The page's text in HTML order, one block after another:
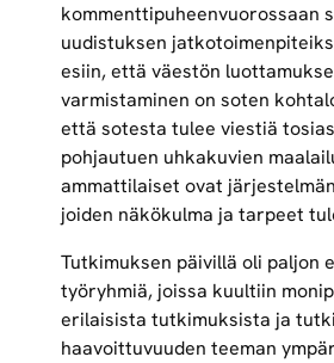
kommenttipuheenvuorossaan
uudistuksen
esiin, että väestön
varmistaminen on soten
että sotesta tulee viestiä
pohjautuen uhkakuvien
ammattilaiset ovat
joiden näkökulma ja tarpeet
Tutkimuksen päivillä oli paljon
työryhmiä, joissa kuultiin
erilaisista tutkimuksista ja
haavoittuvuuden teeman